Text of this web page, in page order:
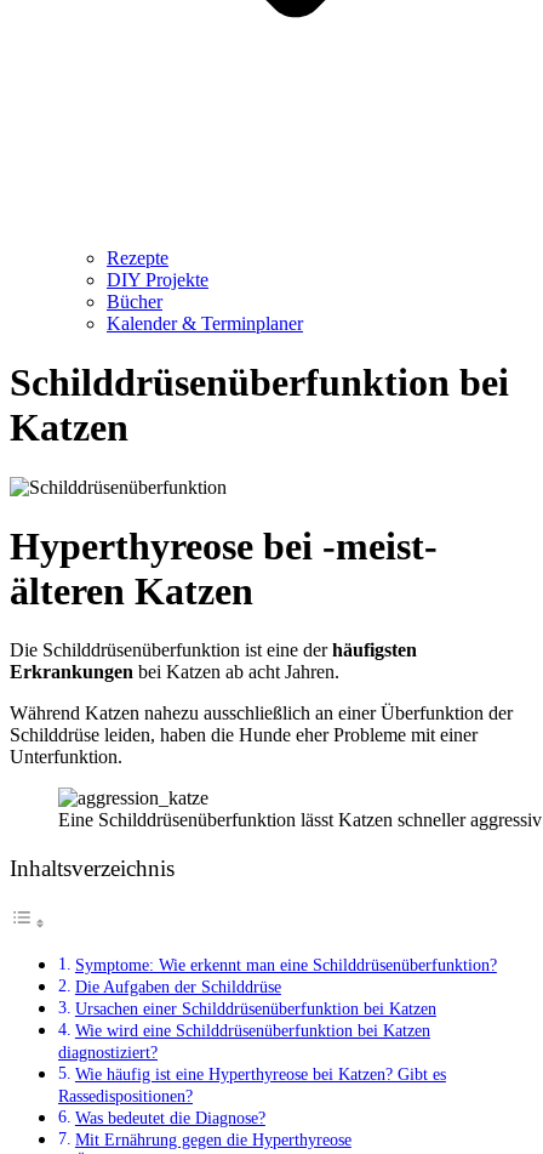
Rezepte
DIY Projekte
Bücher
Kalender & Terminplaner
Schilddrüsenüberfunktion bei
Katzen
Hyperthyreose bei -meist-
älteren Katzen
Die Schilddrüsenüberfunktion ist eine derhäufigsten
Erkrankungen bei Katzen ab acht Jahren.
Während Katzen nahezu ausschließlich an einer Überfunktion der
Schilddrüse leiden, haben die Hunde eher Probleme mit einer
Unterfunktion.
Eine Schilddrüsenüberfunktion lässt Katzen schneller
Inhaltsverzeichnis
Symptome: Wie erkennt man eine Schilddrüsenüberfunktion?
Die Aufgaben der Schilddrüse
Ursachen einer Schilddrüsenüberfunktion bei Katzen
Wie wird eine Schilddrüsenüberfunktion bei Katzen
diagnostiziert?
Wie häufig ist eine Hyperthyreose bei Katzen? Gibt es
Rassedispositionen?
Was bedeutet die Diagnose?
Mit Ernährung gegen die Hyperthyreose